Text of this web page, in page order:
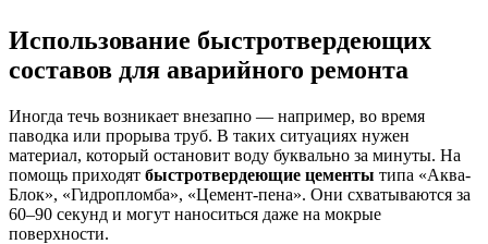
Использование быстротвердеющих
составов для аварийного ремонта
Иногда течь возникает внезапно — например, во время
паводка или прорыва труб. В таких ситуациях нужен
материал, который остановит воду буквально за минуты. На
помощь приходят быстротвердеющие цементы типа «Аква-
Блок», «Гидропломба», «Цемент-пена». Они схватываются за
60–90 секунд и могут наноситься даже на мокрые
поверхности.